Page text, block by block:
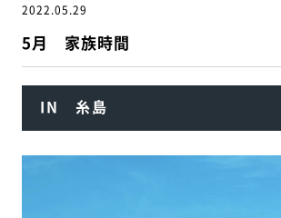
2022.05.29
5月 家族時間
IN 糸島